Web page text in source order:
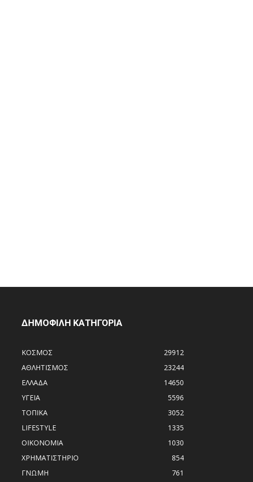
ΔΗΜΟΦΙΛΗ ΚΑΤΗΓΟΡΙΑ
ΚΟΣΜΟΣ
29912
ΑΘΛΗΤΙΣΜΟΣ
23244
ΕΛΛΑΔΑ
14650
ΥΓΕΙΑ
5596
ΤΟΠΙΚΑ
3052
LIFESTYLE
1335
ΟΙΚΟΝΟΜΙΑ
1030
ΧΡΗΜΑΤΙΣΤΗΡΙΟ
854
ΓΝΩΜΗ
761